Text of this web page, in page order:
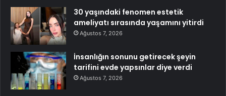
30 yaşındaki fenomen estetik
ameliyatı sırasında yaşamını yitirdi
Ağustos 7, 2026
İnsanlığın sonunu getirecek şeyin
tarifini evde yapsınlar diye verdi
Ağustos 7, 2026